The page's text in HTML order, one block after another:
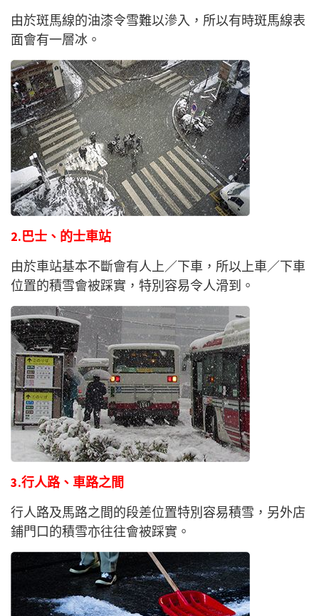
由於斑馬線的油漆令雪難以滲入，所以有時斑馬線表
面會有一層冰。
2.巴士、的士車站
由於車站基本不斷會有人上／下車，所以上車／下車
位置的積雪會被踩實，特別容易令人滑到。
3.行人路、車路之間
行人路及馬路之間的段差位置特別容易積雪，另外店
鋪門口的積雪亦往往會被踩實。